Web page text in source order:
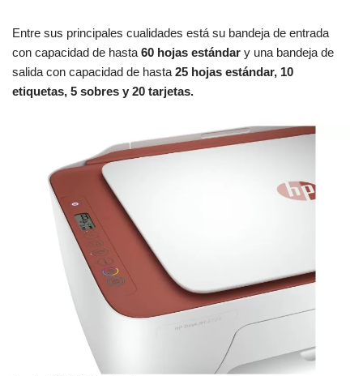
Entre sus principales cualidades está su bandeja de entrada
con capacidad de hasta 60 hojas estándar y una bandeja de
salida con capacidad de hasta 25 hojas estándar, 10
etiquetas, 5 sobres y 20 tarjetas.